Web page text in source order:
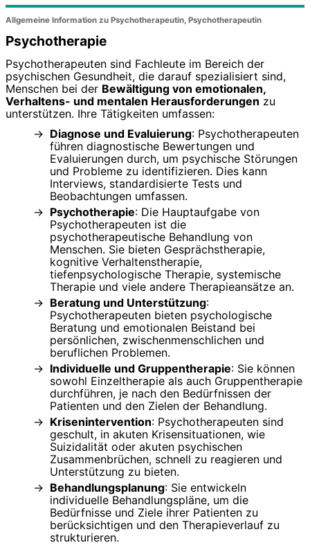
Allgemeine Information zu Psychotherapeutin, Psychotherapeutin
Psychotherapie
Psychotherapeuten sind Fachleute im Bereich der
psychischen Gesundheit, die darauf spezialisiert sind,
Menschen bei der Bewältigung von emotionalen,
Verhaltens- und mentalen Herausforderungen zu
unterstützen. Ihre Tätigkeiten umfassen:
Diagnose und Evaluierung: Psychotherapeuten
führen diagnostische Bewertungen und
Evaluierungen durch, um psychische Störungen
und Probleme zu identifizieren. Dies kann
Interviews, standardisierte Tests und
Beobachtungen umfassen.
Psychotherapie: Die Hauptaufgabe von
Psychotherapeuten ist die
psychotherapeutische Behandlung von
Menschen. Sie bieten Gesprächstherapie,
kognitive Verhaltenstherapie,
tiefenpsychologische Therapie, systemische
Therapie und viele andere Therapieansätze an.
Beratung und Unterstützung:
Psychotherapeuten bieten psychologische
Beratung und emotionalen Beistand bei
persönlichen, zwischenmenschlichen und
beruflichen Problemen.
Individuelle und Gruppentherapie: Sie können
sowohl Einzeltherapie als auch Gruppentherapie
durchführen, je nach den Bedürfnissen der
Patienten und den Zielen der Behandlung.
Krisenintervention: Psychotherapeuten sind
geschult, in akuten Krisensituationen, wie
Suizidalität oder akuten psychischen
Zusammenbrüchen, schnell zu reagieren und
Unterstützung zu bieten.
Behandlungsplanung: Sie entwickeln
individuelle Behandlungspläne, um die
Bedürfnisse und Ziele ihrer Patienten zu
berücksichtigen und den Therapieverlauf zu
strukturieren.